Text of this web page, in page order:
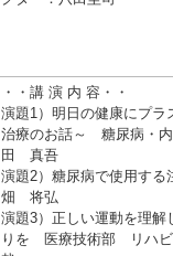
・・講 演 内 容・・
演題1）明日の健康にプラ
治療のお話～ 糖尿病・
田 真吾
演題2）糖尿病で使用す
畑 将弘
演題3）正しい運動を理解
りを 医療技術部 リハ